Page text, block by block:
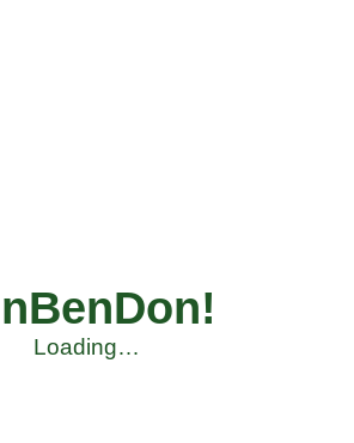
Loading…